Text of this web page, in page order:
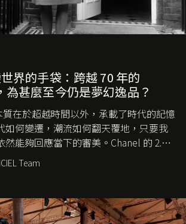
界的手袋：跨越 70 年的
為甚麼至今仍是夢幻逸品？
在於超越時間以外，承載了時代的記憶
如何變遷，潮流如何翻天覆地，只要我
能夠回應當下的審美。Chanel 的 2.55
，自問世至今，一直有着舉足輕重的地
的第一個夢想手袋是 Chanel，那 2.55
。那麼這個手袋是怎麼誕生的呢？又為
今天就由《L'Officiel HK》帶你穿越流金
Team